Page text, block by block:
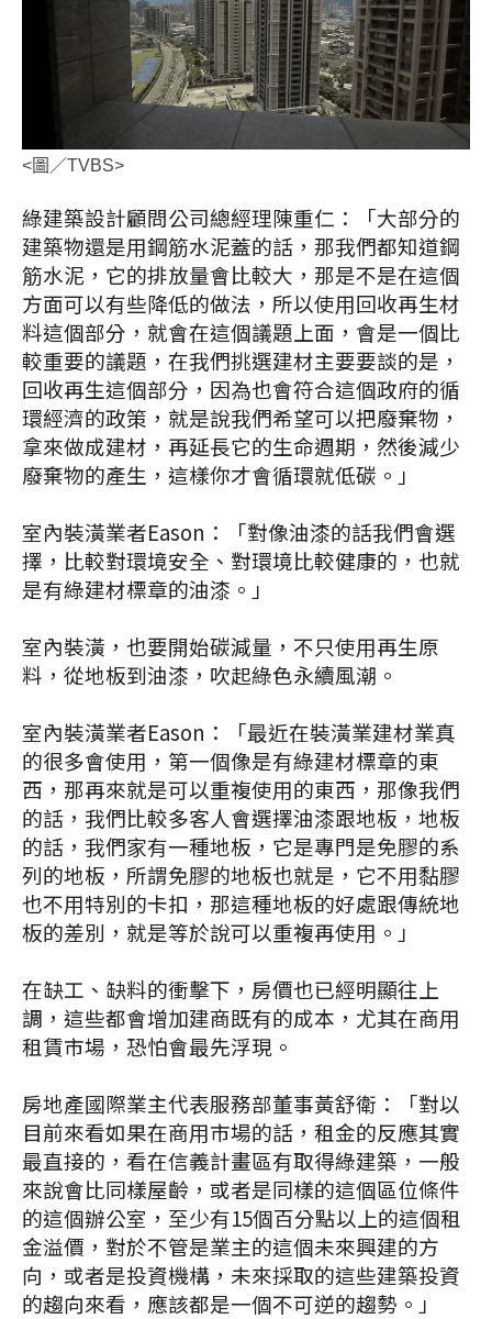
<圖／TVBS>
綠建築設計顧問公司總經理陳重仁：「大部分的
建築物還是用鋼筋水泥蓋的話，那我們都知道鋼
筋水泥，它的排放量會比較大，那是不是在這個
方面可以有些降低的做法，所以使用回收再生材
料這個部分，就會在這個議題上面，會是一個比
較重要的議題，在我們挑選建材主要要談的是，
回收再生這個部分，因為也會符合這個政府的循
環經濟的政策，就是說我們希望可以把廢棄物，
拿來做成建材，再延長它的生命週期，然後減少
廢棄物的產生，這樣你才會循環就低碳。」
室內裝潢業者Eason：「對像油漆的話我們會選
擇，比較對環境安全、對環境比較健康的，也就
是有綠建材標章的油漆。」
室內裝潢，也要開始碳減量，不只使用再生原
料，從地板到油漆，吹起綠色永續風潮。
室內裝潢業者Eason：「最近在裝潢業建材業真
的很多會使用，第一個像是有綠建材標章的東
西，那再來就是可以重複使用的東西，那像我們
的話，我們比較多客人會選擇油漆跟地板，地板
的話，我們家有一種地板，它是專門是免膠的系
列的地板，所謂免膠的地板也就是，它不用黏膠
也不用特別的卡扣，那這種地板的好處跟傳統地
板的差別，就是等於說可以重複再使用。」
在缺工、缺料的衝擊下，房價也已經明顯往上
調，這些都會增加建商既有的成本，尤其在商用
租賃市場，恐怕會最先浮現。
房地產國際業主代表服務部董事黃舒衛：「對以
目前來看如果在商用市場的話，租金的反應其實
最直接的，看在信義計畫區有取得綠建築，一般
來說會比同樣屋齡，或者是同樣的這個區位條件
的這個辦公室，至少有15個百分點以上的這個租
金溢價，對於不管是業主的這個未來興建的方
向，或者是投資機構，未來採取的這些建築投資
的趨向來看，應該都是一個不可逆的趨勢。」